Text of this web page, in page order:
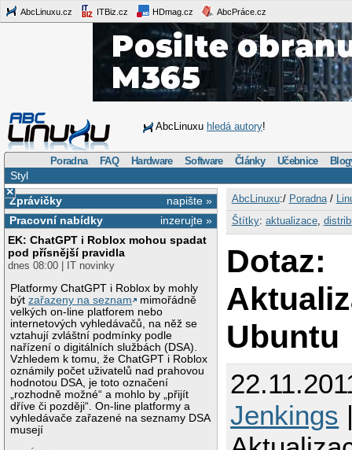
AbcLinuxu.cz ITBiz.cz HDmag.cz AbcPráce.cz
AbcLinuxu hledá autory!
Poradna FAQ Hardware Software Články Učebnice
Styl
×
napište »
Zprávičky
inzerujte »
Pracovní nabídky
EK: ChatGPT i Roblox mohou spadat
pod přísnější pravidla
dnes 08:00 | IT novinky
Platformy ChatGPT i Roblox by mohly
býtzařazeny na seznam
mimořádně
velkých on-line platforem nebo
internetových vyhledávačů, na něž se
vztahují zvláštní podmínky podle
nařízení o digitálních službách (DSA).
Vzhledem k tomu, že ChatGPT i Roblox
oznámily počet uživatelů nad prahovou
hodnotou DSA, je toto označení
„rozhodně možné“ a mohlo by „přijít
dříve či později“. On-line platformy a
vyhledávače zařazené na seznamy DSA
musejí
AbcLinuxu:/ Poradna/
Štítky: aktualizace,
Dotaz:
Ubuntu
Jenkings